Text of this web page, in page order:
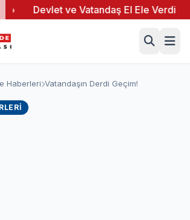
ve Vatandaş El Ele Verdi ●
Haberleri Vatandaşın Derdi Geçim!